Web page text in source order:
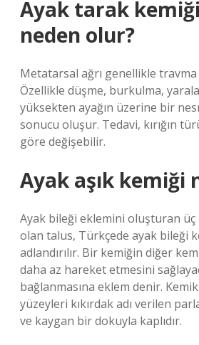
Ayak tarak kemiği
neden olur?
Metatarsal ağrı genellikle
Özellikle düşme, burkulma,
yüksekten ayağın üzerine bir
sonucu oluşur. Tedavi, kırığın
göre değişebilir.
Ayak aşık kemiği
Ayak bileği eklemini oluşturan
olan talus, Türkçede ayak bileği
adlandırılır. Bir kemiğin diğer
daha az hareket etmesini
bağlanmasına eklem denir.
yüzeyleri kıkırdak adı verilen
ve kaygan bir dokuyla kaplıdır.